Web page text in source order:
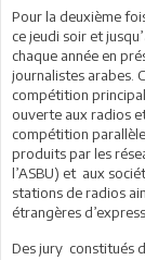
Pour la deuxième
ce jeudi soir et
chaque année en
journalistes arabes.
compétition
ouverte aux radios
compétition
produits par les
l’ASBU) et aux
stations de radios
étrangères
Des jury constitués